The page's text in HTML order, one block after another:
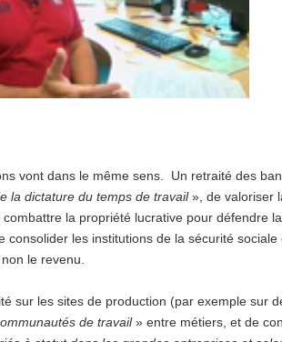
vont dans le même sens. Un retraité des
la dictature du temps de travail», de valoriser
la propriété lucrative pour défendre
consolider les institutions de la sécurité sociale
le revenu.
sur les sites de production (par exemple sur
de travail» entre métiers, et de